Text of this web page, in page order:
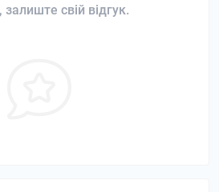
свій відгук.